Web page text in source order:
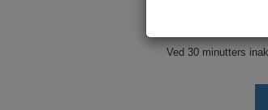
Ved 30 minutters